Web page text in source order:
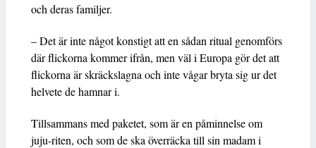
och deras familjer.
– Det är inte något konstigt att en sådan ritual genomförs
där flickorna kommer ifrån, men väl i Europa gör det att
flickorna är skräckslagna och inte vågar bryta sig ur det
helvete de hamnar i.
Tillsammans med paketet, som är en påminnelse om
juju-riten, och som de ska överräcka till sin madam i